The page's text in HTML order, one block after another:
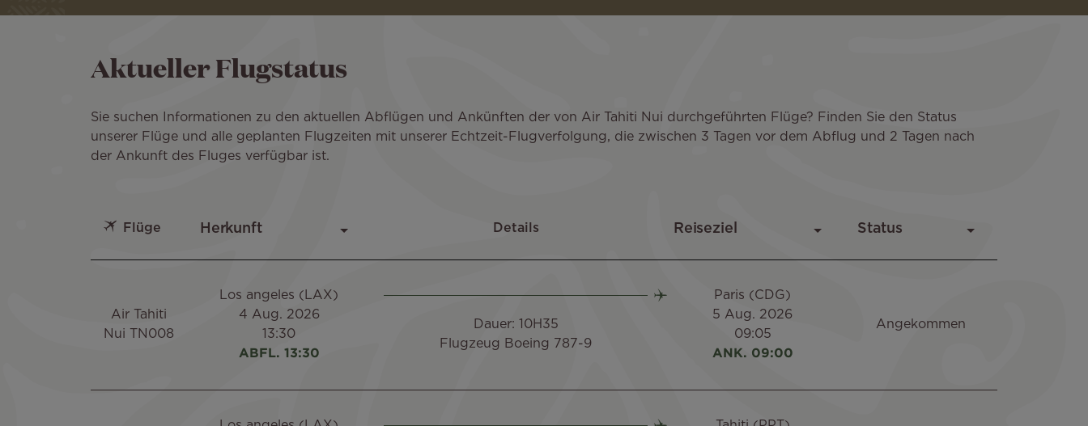
Aktueller Flugstatus
Sie suchen Informationen zu den aktuellen Abflügen und Ankünften der von Air Tahiti Nui durchgeführten Flüge? Finden Sie den Status
unserer Flüge und alle geplanten Flugzeiten mit unserer Echtzeit-Flugverfolgung, die zwischen 3 Tagen vor dem Abflug und 2 Tagen nach
der Ankunft des Fluges verfügbar ist.
Flüge Details
Air Tahiti
Nui TN008
Los angeles (LAX)
4 Aug. 2026
13:30
ABFL. 13:30
Dauer: 10H35
Flugzeug Boeing 787-9
Paris (CDG)
5 Aug. 2026
09:05
ANK. 09:00
Angekommen